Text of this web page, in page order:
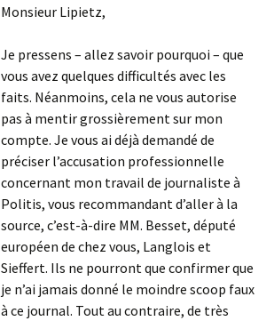
Monsieur Lipietz,
Je pressens – allez savoir pourquoi – que
vous avez quelques difficultés avec les
faits. Néanmoins, cela ne vous autorise
pas à mentir grossièrement sur mon
compte. Je vous ai déjà demandé de
préciser l’accusation professionnelle
concernant mon travail de journaliste à
Politis, vous recommandant d’aller à la
source, c’est-à-dire MM. Besset, député
européen de chez vous, Langlois et
Sieffert. Ils ne pourront que confirmer que
je n’ai jamais donné le moindre scoop faux
à ce journal. Tout au contraire, de très